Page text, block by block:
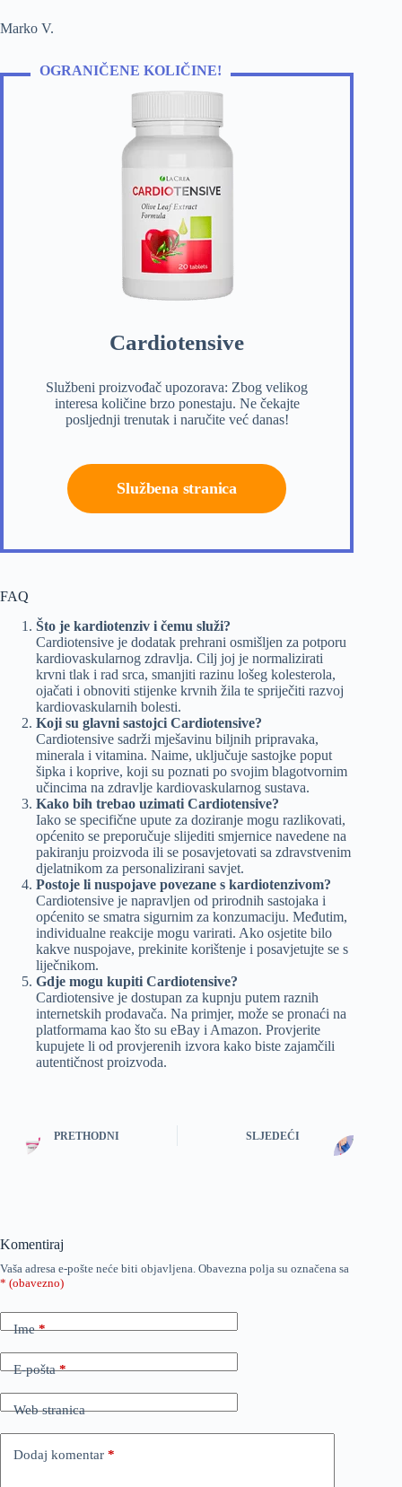
Marko V.
OGRANIČENE KOLIČINE!
Cardiotensive
Službeni proizvođač upozorava: Zbog velikog
interesa količine brzo ponestaju. Ne čekajte
posljednji trenutak i naručite već danas!
Službena stranica
FAQ
Što je kardiotenziv i čemu služi?
Cardiotensive je dodatak prehrani osmišljen za potporu
kardiovaskularnog zdravlja. Cilj joj je normalizirati
krvni tlak i rad srca, smanjiti razinu lošeg kolesterola,
ojačati i obnoviti stijenke krvnih žila te spriječiti razvoj
kardiovaskularnih bolesti.
Koji su glavni sastojci Cardiotensive?
Cardiotensive sadrži mješavinu biljnih pripravaka,
minerala i vitamina. Naime, uključuje sastojke poput
šipka i koprive, koji su poznati po svojim blagotvornim
učincima na zdravlje kardiovaskularnog sustava.
Kako bih trebao uzimati Cardiotensive?
Iako se specifične upute za doziranje mogu razlikovati,
općenito se preporučuje slijediti smjernice navedene na
pakiranju proizvoda ili se posavjetovati sa zdravstvenim
djelatnikom za personalizirani savjet.
Postoje li nuspojave povezane s kardiotenzivom?
Cardiotensive je napravljen od prirodnih sastojaka i
općenito se smatra sigurnim za konzumaciju. Međutim,
individualne reakcije mogu varirati. Ako osjetite bilo
kakve nuspojave, prekinite korištenje i posavjetujte se s
liječnikom.
Gdje mogu kupiti Cardiotensive?
Cardiotensive je dostupan za kupnju putem raznih
internetskih prodavača. Na primjer, može se pronaći na
platformama kao što su eBay i Amazon. Provjerite
kupujete li od provjerenih izvora kako biste zajamčili
autentičnost proizvoda.
PRETHODNI SLJEDEĆI
Komentiraj
Vaša adresa e-pošte neće biti objavljena. Obavezna polja su označena sa
* (obavezno)
Ime*
E-pošta*
Web stranica
Dodaj komentar *